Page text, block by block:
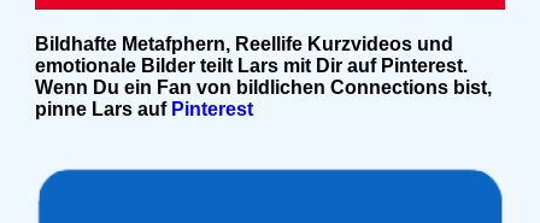
Bildhafte Metafphern, Reellife Kurzvideos und
emotionale Bilder teilt Lars mit Dir auf Pinterest.
Wenn Du ein Fan von bildlichen Connections bist,
pinne Lars auf Pinterest